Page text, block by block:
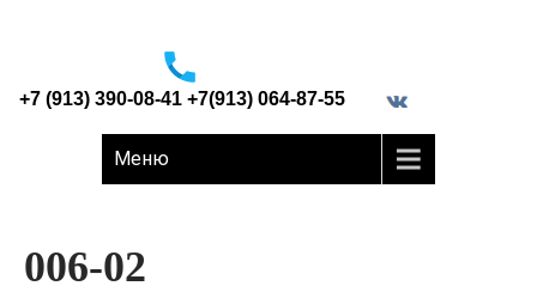
+7 (913) 390-08-41 +7(913) 064-87-55
Меню
006-02